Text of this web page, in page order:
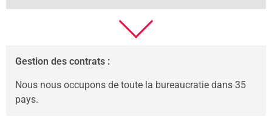
Gestion des contrats :
Nous nous occupons de toute la bureaucratie dans 35
pays.